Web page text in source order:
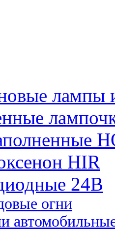
лампы
HIR
24B
огни